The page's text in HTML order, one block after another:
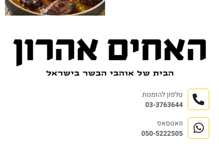
טלפון להזמנות
03-3763644
וואטסאפ
050-5222505